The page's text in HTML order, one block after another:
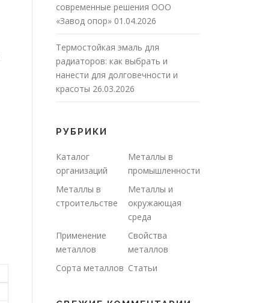
современные решения ООО
«Завод опор» 01.04.2026
Термостойкая эмаль для
радиаторов: как выбрать и
нанести для долговечности и
красоты 26.03.2026
РУБРИКИ
Каталог
организаций
Металлы в
промышленности
Металлы в
строительстве
Металлы и
окружающая
среда
Применение
металлов
Свойства
металлов
Сорта металлов Статьи